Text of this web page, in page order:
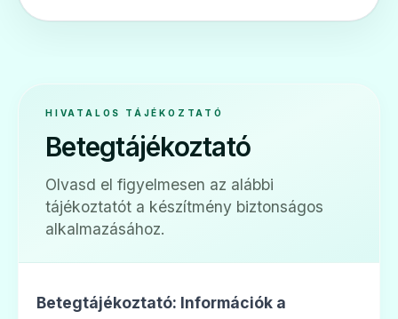
💊
Aktil duo 400 mg/57 mg/5 ml por
belsőleges szuszpenzióhoz
HIVATALOS TÁJÉKOZTATÓ
Betegtájékoztató
Olvasd el figyelmesen az alábbi
tájékoztatót a készítmény biztonságos
alkalmazásához.
Betegtájékoztató: Információk a